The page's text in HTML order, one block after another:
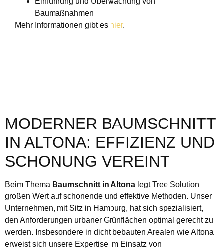
Baumaßnahmen
Mehr Informationen gibt es hier.
MODERNER BAUMSCHNITT
IN ALTONA: EFFIZIENZ UND
SCHONUNG VEREINT
Beim Thema Baumschnitt in Altona legt Tree Solution
großen Wert auf schonende und effektive Methoden. Unser
Unternehmen, mit Sitz in Hamburg, hat sich spezialisiert,
den Anforderungen urbaner Grünflächen optimal gerecht zu
werden. Insbesondere in dicht bebauten Arealen wie Altona
erweist sich unsere Expertise im Einsatz von